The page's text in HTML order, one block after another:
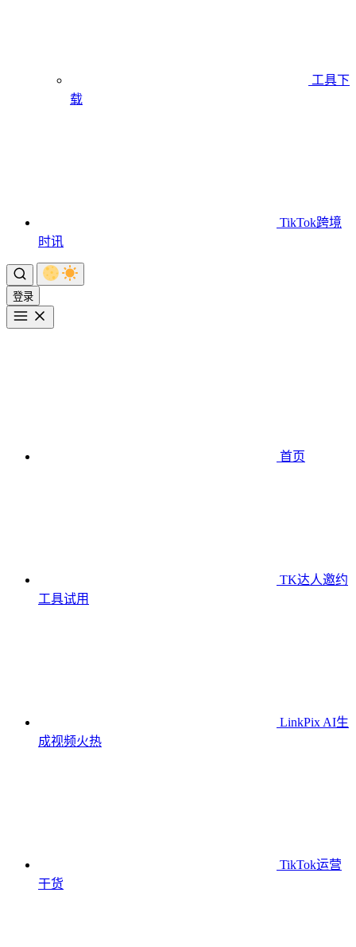
工具下
载
TikTok跨境
时讯
登录
首页
TK达人邀约
工具试用
LinkPix AI生
成视频火热
TikTok运营
干货